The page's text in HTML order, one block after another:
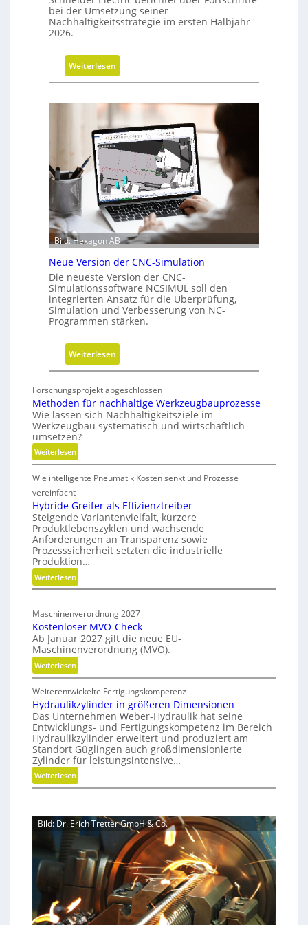
e
r
s
c
ä
f
t
s
f
ü
h
r
u
n
g
bei der Umsetzung seiner
Nachhaltigkeitsstrategie im ersten Halbjahr
2026.
Weiterlesen:
F
s
c
h
r
t
t
e
e
i
N
a
c
h
a
t
i
g
t
-
R
o
a
p
Bild: Hexagon AB
Neue Version der CNC-Simulation
Die neueste Version der CNC-
Simulationssoftware NCSIMUL soll den
integrierten Ansatz für die Überprüfung,
Simulation und Verbesserung von NC-
Programmen stärken.
Weiterlesen:
N
u
e
V
s
i
n
d
e
r
-
S
i
m
a
t
i
o
n
Forschungsprojekt abgeschlossen
Methoden für nachhaltige Werkzeugbauprozesse
Wie lassen sich Nachhaltigkeitsziele im
Werkzeugbau systematisch und wirtschaftlich
umsetzen?
Weiterlesen:
M
e
t
h
o
d
e
n
f
ü
c
h
h
a
l
i
g
e
W
e
r
k
e
u
b
u
p
r
o
Wie intelligente Pneumatik Kosten senkt und Prozesse
vereinfacht
Hybride Greifer als Effizienztreiber
Steigende Variantenvielfalt, kürzere
Produktlebenszyklen und wachsende
Anforderungen an Transparenz sowie
Prozesssicherheit setzten die industrielle
Produktion…
Weiterlesen:
H
b
r
i
d
e
G
r
e
i
f
e
r
a
l
ff
z
n
z
t
Maschinenverordnung 2027
Kostenloser MVO-Check
Ab Januar 2027 gilt die neue EU-
Maschinenverordnung (MVO).
Weiterlesen:
K
o
s
t
e
n
l
o
s
M
V
-
h
e
c
Weiterentwickelte Fertigungskompetenz
Hydraulikzylinder in größeren Dimensionen
Das Unternehmen Weber-Hydraulik hat seine
Entwicklungs- und Fertigungskompetenz im Bereich
Hydraulikzylinder erweitert und produziert am
Standort Güglingen auch großdimensionierte
Zylinder für leistungsintensive…
Weiterlesen:
H
d
r
u
z
y
Bild: Dr. Erich Tretter GmbH & Co.